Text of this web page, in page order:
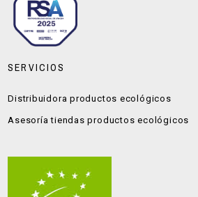
SERVICIOS
Distribuidora productos ecológicos
Asesoría tiendas productos ecológicos